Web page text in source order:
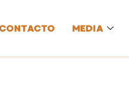
MEDIA